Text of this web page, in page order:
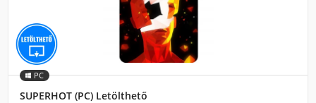
PC
SUPERHOT (PC) Letölthető